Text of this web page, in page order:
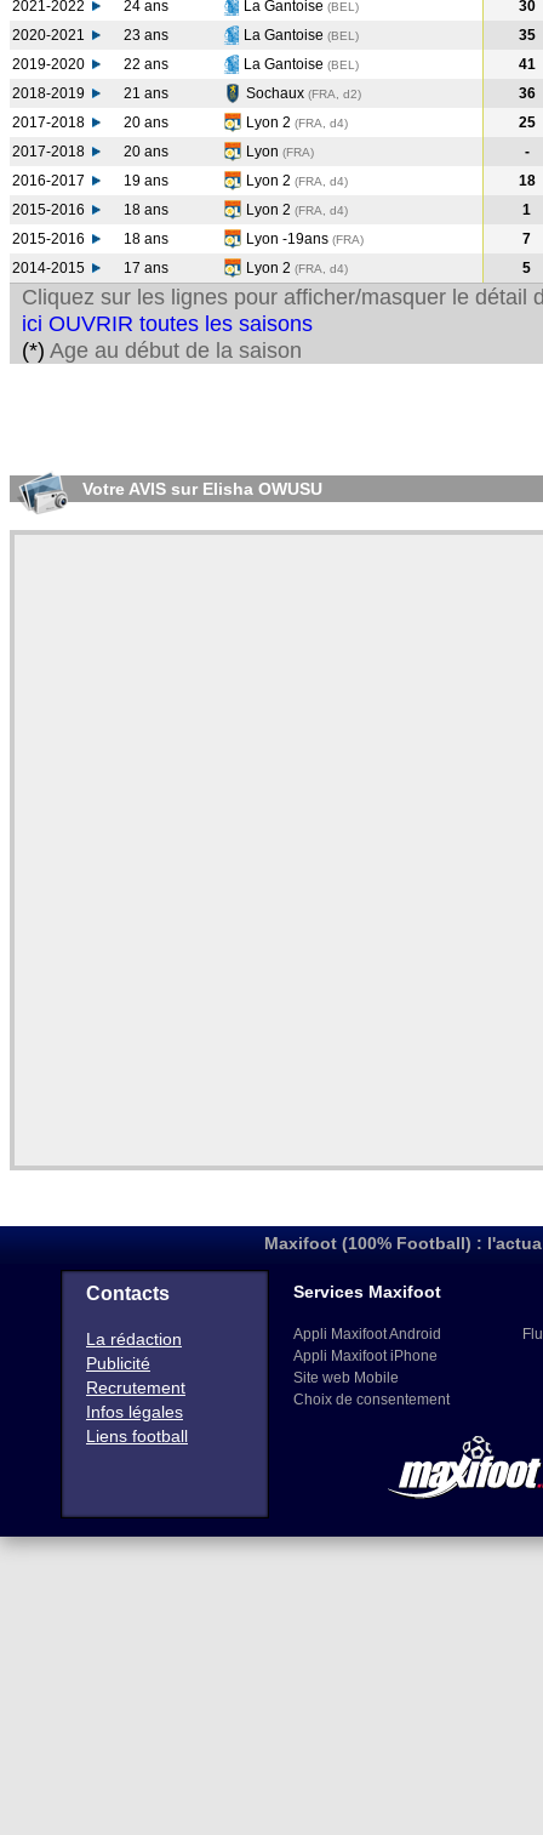
2021-2022
24 ans La Gantoise (BEL )
30
2020-2021
23 ans La Gantoise (BEL )
35
2019-2020
22 ans La Gantoise (BEL )
41
2018-2019
21 ans Sochaux (FRA, d2)
36
2017-2018
20 ans Lyon 2 (FRA, d4)
25
2017-2018
20 ans Lyon (FRA)
-
2016-2017
19 ans Lyon 2 (FRA, d4)
18
2015-2016
18 ans Lyon 2 (FRA, d4)
1
2015-2016
18 ans Lyon -19ans (FRA)
7
2014-2015
17 ans Lyon 2 (FRA, d4) 5
Cliquez sur les lignes pour afficher/masquer le détail
ici OUVRIR toutes les saisons
(*) Age au début de la saison
Votre AVIS sur Elisha OWUSU
Maxifoot (100% Football) :
Contacts
La rédaction
Publicité
Recrutement
Infos légales
Liens football
Services Maxifoot
Appli Maxifoot Android
Appli Maxifoot iPhone
Site web Mobile
Choix de consentement